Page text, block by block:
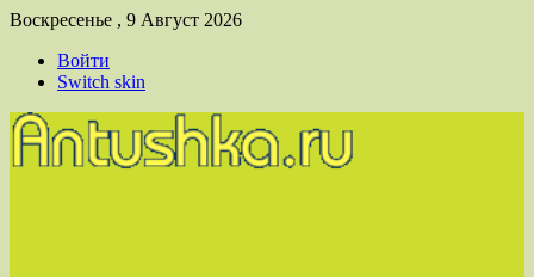
Воскресенье , 9 Август 2026
Войти
Switch skin